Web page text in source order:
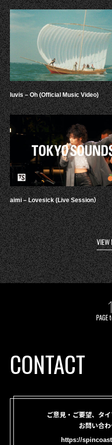
luvis – Oh (Official Music Video)
aimi – Lovesick (Live Session）
VIEW
PAGE
CONTACT
ご意見・ご要望、タ
お問い合
https://